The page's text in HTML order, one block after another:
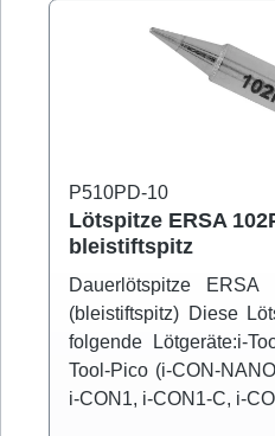
P510PD-10
Lötspitze ERSA
bleistiftspitz
Dauerlötspitze ERSA
(bleistiftspitz) Diese
folgende Lötgeräte:i-
Tool-Pico (i-CON-
i-CON1, i-CON1-C, i-